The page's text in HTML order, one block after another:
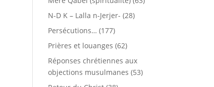
N-D K – Lalla n-Jerjer- (28)
Persécutions… (177)
Prières et louanges (62)
Réponses chrétiennes aux
objections musulmanes (53)